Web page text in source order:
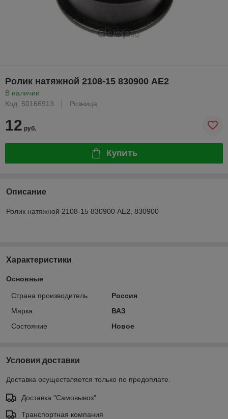
Ролик натяжной 2108-15 830900 АЕ2
В наличии
Код: 50166913
Розница
12 руб.
Купить
Описание
Ролик натяжной 2108-15 830900 АЕ2, 830900
Характеристики
Основные
Страна производитель
Россия
Марка
ВАЗ
Состояние
Новое
Условия доставки
Доставка осуществляется только по предоплате.
Доставка "Самовывоз"
Транспортная компания